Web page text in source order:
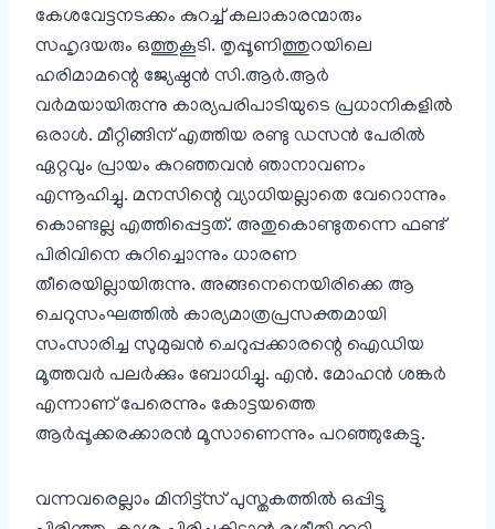
കേശവേട്ടനടക്കം കുറച്ച് കലാകാരന്മാരും
സഹൃദയരും ഒത്തുകൂടി. തൃപ്പൂണിത്തുറയിലെ
ഹരിമാമന്റെ ജ്യേഷ്ഠൻ സി.ആർ.ആർ
വർമയായിരുന്നു കാര്യപരിപാടിയുടെ പ്രധാനികളിൽ
ഒരാൾ. മീറ്റിങ്ങിന് എത്തിയ രണ്ടു ഡസൻ പേരിൽ
ഏറ്റവും പ്രായം കുറഞ്ഞവൻ ഞാനാവണം
എന്നൂഹിച്ചു. മനസിന്റെ വ്യാധിയല്ലാതെ വേറൊന്നും
കൊണ്ടല്ല എത്തിപ്പെട്ടത്. അതുകൊണ്ടുതന്നെ ഫണ്ട്
പിരിവിനെ കുറിച്ചൊന്നും ധാരണ
തീരെയില്ലായിരുന്നു. അങ്ങനെനെയിരിക്കെ ആ
ചെറുസംഘത്തിൽ കാര്യമാത്രപ്രസക്തമായി
സംസാരിച്ച സുമുഖൻ ചെറുപ്പക്കാരന്റെ ഐഡിയ
മൂത്തവർ പലർക്കും ബോധിച്ചു. എൻ. മോഹൻ ശങ്കർ
എന്നാണ് പേരെന്നും കോട്ടയത്തെ
ആർപ്പൂക്കരക്കാരൻ മൂസാണെന്നും പറഞ്ഞുകേട്ടു.
വന്നവരെല്ലാം മിനിട്ട്സ് പുസ്തകത്തിൽ ഒപ്പിട്ടു